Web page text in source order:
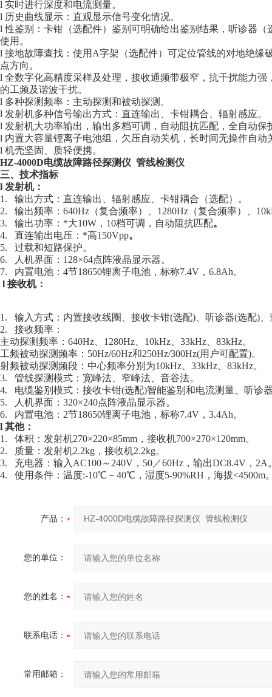
l 实时进行深度和电流测量。
l 历史曲线显示：直观显示信号变化情况。
l 性鉴别：卡钳（选配件）鉴别可明确给出鉴别结果，听诊器
使用。
l 接地故障查找：使用A字架（选配件）可定位管线的对地绝缘
点方向。
l 全数字化高精度采样及处理，接收通频带极窄，抗干扰能力
的工频及谐波干扰。
l 多种探测频率：主动探测和被动探测。
l 发射机多种信号输出方式：直连输出、卡钳耦合、辐射感应。
l 发射机大功率输出，输出多档可调，自动阻抗匹配，全自动保
l 内置大容量锂离子电池组，欠压自动关机，长时间无操作自动
l 机壳坚固、质轻便携。
HZ-4000D电缆故障路径探测仪 管线检测仪
三、技术指标
l 发射机：
1. 输出方式：直连输出、辐射感应、卡钳耦合（选配）。
2. 输出频率：640Hz（复合频率）、1280Hz（复合频率）、
3. 输出功率：*大10W，10档可调，自动阻抗匹配。
4. 直连输出电压：*高150Vpp。
5. 过载和短路保护。
6. 人机界面：128×64点阵液晶显示器。
7. 内置电池：4节18650锂离子电池，标称7.4V，6.8Ah。
l 接收机：
1. 输入方式：内置接收线圈、接收卡钳(选配)、听诊器(选配)
2. 接收频率：
主动探测频率：640Hz、1280Hz、10kHz、33kHz、83kHz。
工频被动探测频率：50Hz/60Hz和250Hz/300Hz(用户可配置)。
射频被动探测频段：中心频率分别为10kHz、33kHz、83kHz。
3. 管线探测模式：宽峰法、窄峰法、音谷法。
4. 电缆鉴别模式：接收卡钳(选配)智能鉴别和电流测量、听诊
5. 人机界面：320×240点阵液晶显示器。
6. 内置电池：2节18650锂离子电池，标称7.4V，3.4Ah。
l 其他：
1. 体积：发射机270×220×85mm，接收机700×270×120mm。
2. 质量：发射机2.2kg，接收机2.2kg。
3. 充电器：输入AC100～240V，50／60Hz，输出DC8.4V，2A
4. 使用条件：温度:-10℃－40℃，湿度5-90%RH，海拔<4500m
产品：
您的单位：
您的姓名：
联系电话：
常用邮箱：